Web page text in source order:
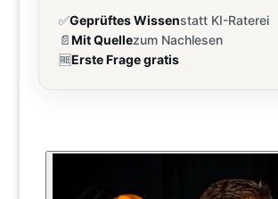
✅Geprüftes Wissenstatt KI-Raterei
📄Mit Quellezum Nachlesen
🆓Erste Frage gratis